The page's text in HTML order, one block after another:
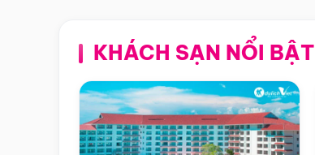
KHÁCH SẠN NỔI BẬT